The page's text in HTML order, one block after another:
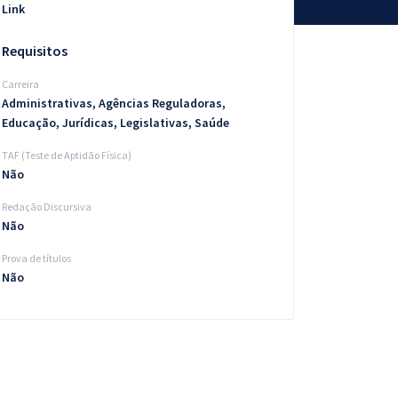
Link
Requisitos
Carreira
Administrativas, Agências Reguladoras,
Educação, Jurídicas, Legislativas, Saúde
TAF (Teste de Aptidão Física)
Não
Redação Discursiva
Não
Prova de títulos
Não